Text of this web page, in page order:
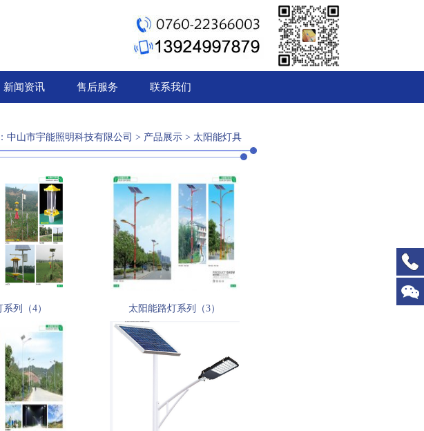
新闻资讯 售后服务 联系我们
中山市宇能照明科技有限公司 > 产品展示 > 太阳能灯具
列（4） 太阳能路灯系列（3）